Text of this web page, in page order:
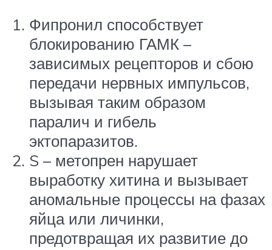
Фипронил способствует
блокированию ГАМК –
зависимых рецепторов и сбою
передачи нервных импульсов,
вызывая таким образом
паралич и гибель
эктопаразитов.
S – метопрен нарушает
выработку хитина и вызывает
аномальные процессы на фазах
яйца или личинки,
предотвращая их развитие до